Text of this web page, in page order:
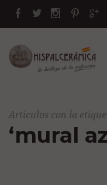
Artículos con la
‘mural